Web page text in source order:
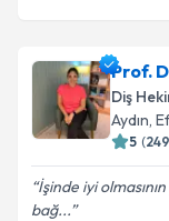
Prof.
Diş
Aydın,
5 (249
İşinde iyi
bağ...